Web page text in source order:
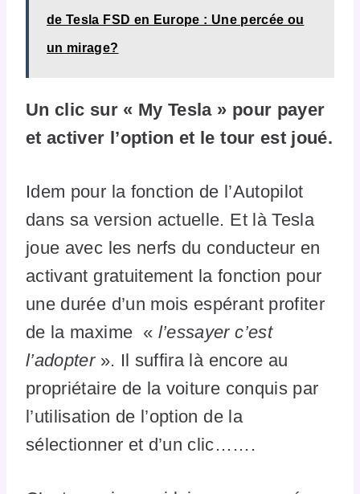
de Tesla FSD en Europe : Une percée ou
un mirage?
Un clic sur « My Tesla » pour payer
et activer l’option et le tour est joué.
Idem pour la fonction de l’Autopilot
dans sa version actuelle. Et là Tesla
joue avec les nerfs du conducteur en
activant gratuitement la fonction pour
une durée d’un mois espérant profiter
de la maxime « l’essayer c’est
l’adopter». Il suffira là encore au
propriétaire de la voiture conquis par
l’utilisation de l’option de la
sélectionner et d’un clic…….